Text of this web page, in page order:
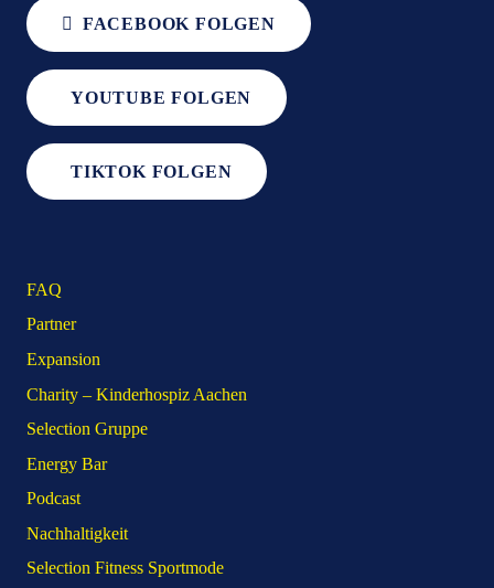
FACEBOOK FOLGEN
YOUTUBE FOLGEN
TIKTOK FOLGEN
FAQ
Partner
Expansion
Charity – Kinderhospiz Aachen
Selection Gruppe
Energy Bar
Podcast
Nachhaltigkeit
Selection Fitness Sportmode